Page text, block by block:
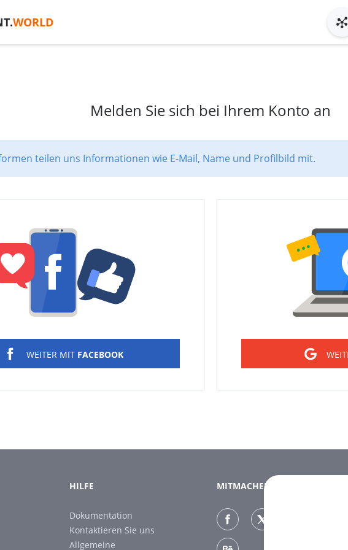
WORLD
Melden Sie sich bei Ihrem Konto an
teilen uns Informationen wie E-Mail, Name und Profilbild mit.
WEITER MIT FACEBOOK
HILFE
Dokumentation
Kontaktieren Sie uns
Allgemeine
MITMACHEN